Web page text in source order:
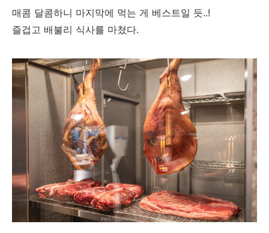
매콤 달콤하니 마지막에 먹는 게 베스트일 듯..!
즐겁고 배불리 식사를 마쳤다.